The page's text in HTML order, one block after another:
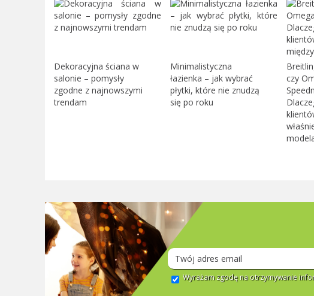
Dekoracyjna ściana w
salonie – pomysły
zgodne z najnowszymi
trendam
Minimalistyczna
łazienka – jak wybrać
płytki, które nie znudzą
się po roku
czy
Wyrażam zgodę na otrzymywanie